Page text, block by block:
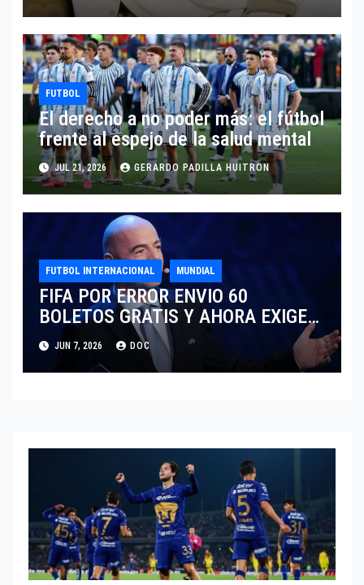
FUTBOL
El derecho a no poder más: el fútbol
frente al espejo de la salud mental
JUL 21, 2026 GERARDO PADILLA HUITRON
FUTBOL INTERNACIONAL MUNDIAL
FIFA POR ERROR ENVIO 60
BOLETOS GRATIS Y AHORA EXIGE
COBRO.
JUN 7, 2026 DOC